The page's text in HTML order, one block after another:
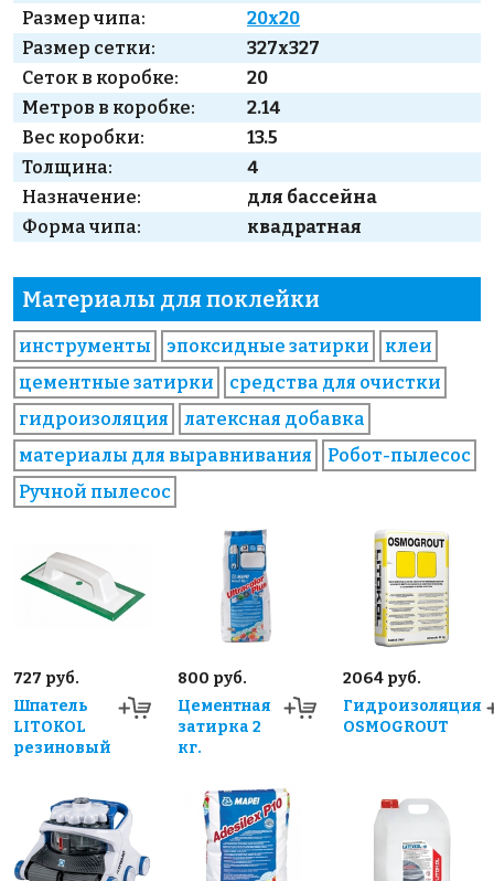
Размер чипа:
20x20
Размер сетки:
327x327
Сеток в коробке:
20
Метров в коробке:
2.14
Вес коробки:
13.5
Толщина:
4
Назначение:
для бассейна
Форма чипа:
квадратная
Материалы для поклейки
инструменты эпоксидные затирки
клеи
цементные затирки
средства для очистки
гидроизоляция
латексная добавка
материалы для выравнивания
Робот-пылесос
Ручной пылесос
727 руб.
Шпатель
LITOKOL
резиновый
800 руб.
Цементная
затирка 2
кг.
2064 руб.
Гидроизоляция
OSMOGROUT